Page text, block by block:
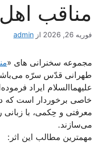
مناقب
فوریه 26, 2026 از admin
مجموعه سخنرانی های «
طهرانی قدّس سرّه می‌باشد
علیهما‌السلام ایراد
خاصی برخوردار است که
معرفتی و حِکمی، با
می‌سازند.
مهمترین مطالب این اثر: